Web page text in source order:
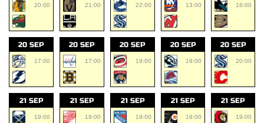
20:00 21:00 22:00 13:00 16:00
20 SEP
17:00
20 SEP
17:00
20 SEP
19:00
20 SEP
19:00
20 SEP
20:00
21 SEP
19:00
21 SEP
19:00
21 SEP
19:00
21 SEP
19:00
21 SEP
19:00